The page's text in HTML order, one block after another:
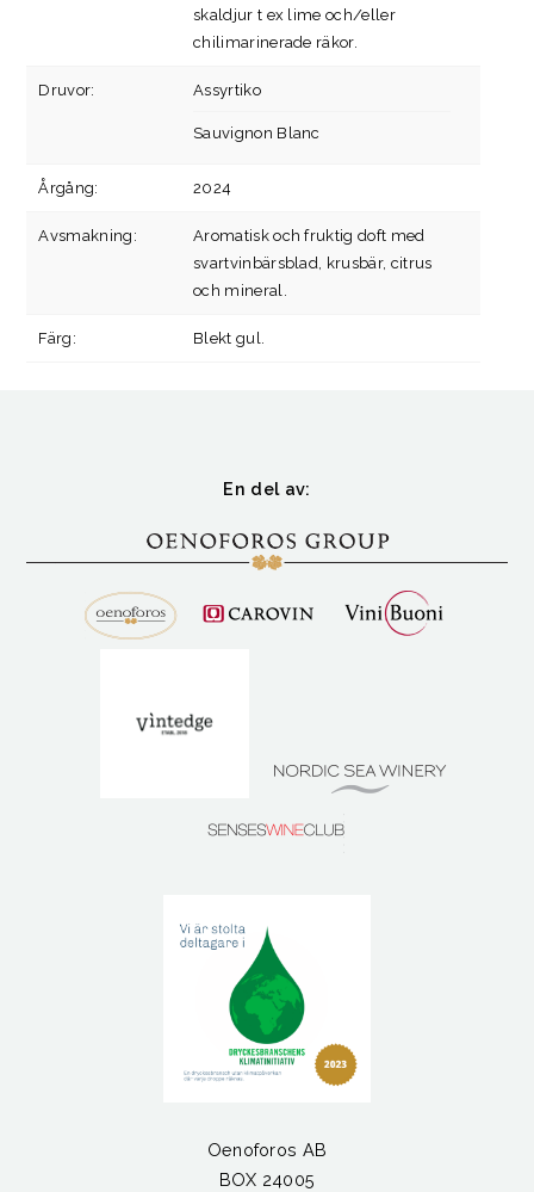
skaldjur t ex lime och/eller
chilimarinerade räkor.
Druvor: Assyrtiko
Sauvignon Blanc
Årgång: 2024
Avsmakning:
Aromatisk och fruktig doft med
svartvinbärsblad, krusbär, citrus
och mineral.
Färg: Blekt gul.
En del av:
Oenoforos AB
BOX 24005